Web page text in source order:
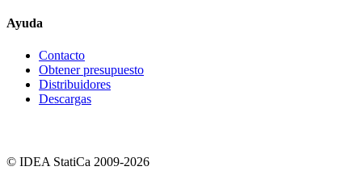
Ayuda
Contacto
Obtener presupuesto
Distribuidores
Descargas
© IDEA StatiCa 2009-2026